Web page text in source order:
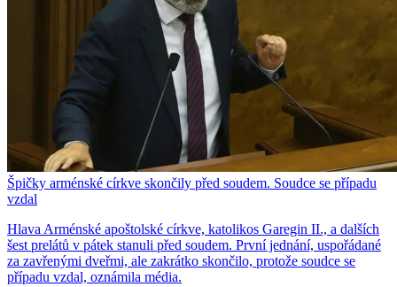
Špičky arménské církve skončily před soudem. Soudce se případu
vzdal
Hlava Arménské apoštolské církve, katolikos Garegin II., a dalších
šest prelátů v pátek stanuli před soudem. První jednání, uspořádané
za zavřenými dveřmi, ale zakrátko skončilo, protože soudce se
případu vzdal, oznámila média.